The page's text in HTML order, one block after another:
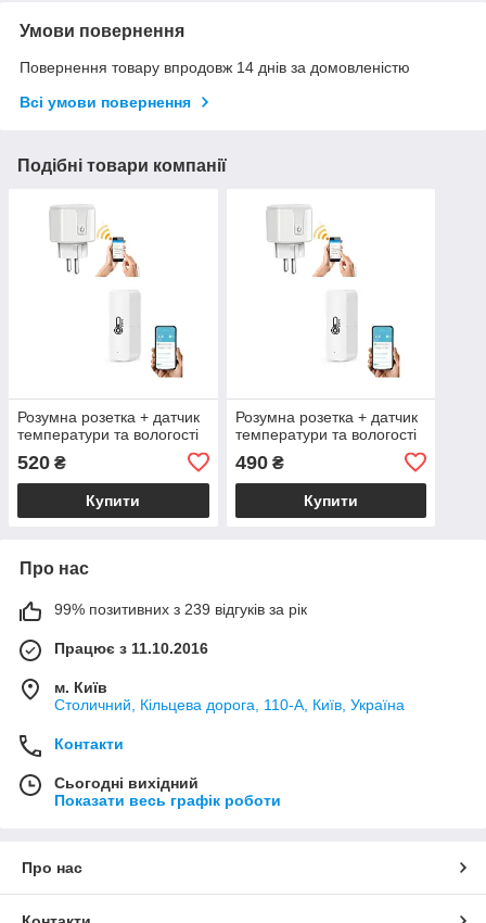
Умови повернення
Повернення товару впродовж 14 днів за домовленістю
Всі умови повернення
Подібні товари компанії
Розумна розетка + датчик
температури та вологості
520 ₴
Купити
Розумна розетка + датчик
температури та вологості
490₴
Купити
Про нас
99% позитивних з 239 відгуків за рік
Працює з 11.10.2016
м. Київ
Столичний, Кільцева дорога, 110-А, Київ, Україна
Контакти
Сьогодні вихідний
Показати весь графік роботи
Про нас